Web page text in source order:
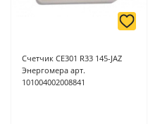
Счетчик CE301 R33 145-JAZ
Энергомера арт.
101004002008841